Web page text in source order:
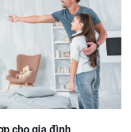
cho gia đình